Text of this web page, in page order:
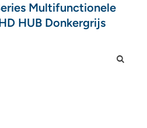
Multifunctionele
HUB Donkergrijs